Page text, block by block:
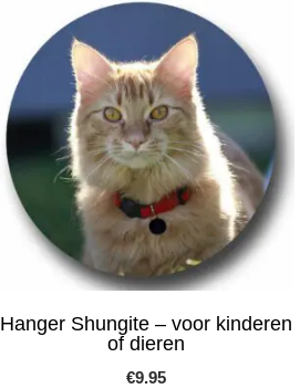
Hanger Shungite – voor kinderen
of dieren
€9.95